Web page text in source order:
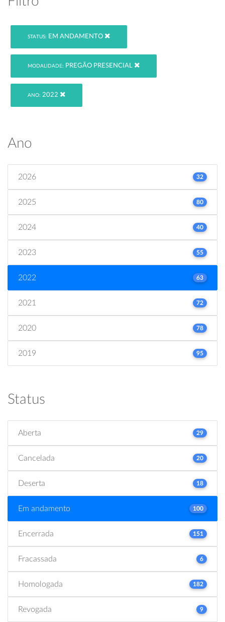
STATUS: EM ANDAMENTO
MODALIDADE: PREGÃO PRESENCIAL
ANO: 2022
Ano
2026 32
2025 80
2024 40
2023 55
2022 63
2021 72
2020 78
2019 95
Status
Aberta 29
Cancelada 20
Deserta 18
Em andamento 100
Encerrada 151
Fracassada 6
Homologada 182
Revogada 9